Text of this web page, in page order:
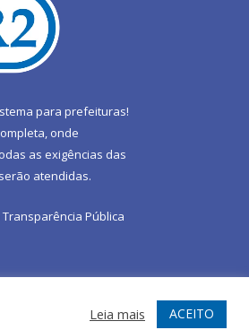
para prefeituras!
onde
as exigências das
serão atendidas.
Pública
Acessar Webmail
Leia mais ACEITO